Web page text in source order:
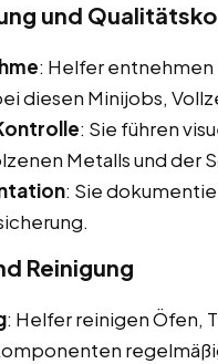
und
: Helfer entnehmen
diesen Minijobs,
: Sie führen
Metalls und der
: Sie
Reinigung
: Helfer reinigen Öfen,